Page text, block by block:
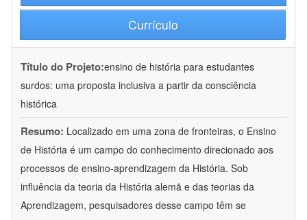
Currículo
Título do Projeto:ensino de história para estudantes
surdos: uma proposta inclusiva a partir da consciência
histórica
Resumo: Localizado em uma zona de fronteiras, o Ensino
de História é um campo do conhecimento direcionado aos
processos de ensino-aprendizagem da História. Sob
influência da teoria da História alemã e das teorias da
Aprendizagem, pesquisadores desse campo têm se